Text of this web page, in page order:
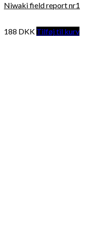
Niwaki field report nr1
188 DKK Tilføj til kurv